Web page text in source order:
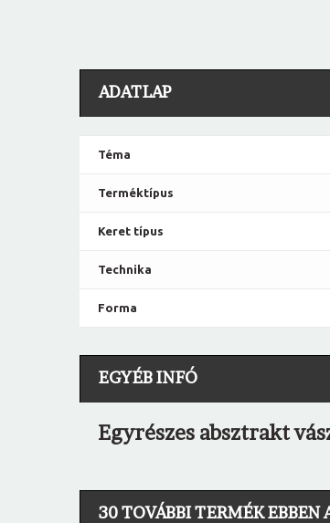
ADATLAP
Téma
Terméktípus
Keret típus
Technika
Forma
EGYÉB INFÓ
Egyrészes absztrakt
30 TOVÁBBI TERMÉK EBBEN